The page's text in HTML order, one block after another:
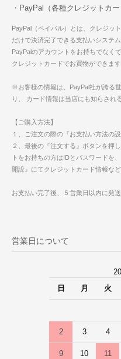
・PayPal（各種クレジットカー
PayPal（ペイパル）とは、クレジッ
だけで決済完了できる支払いシステム
PayPalのアカウントをお持ちでなく
クレジットカードでお買物ができます
※お客様の情報は、PayPal社が誇る
り、 カード情報は当店にも知らされ
【ご購入方法】
１、ご注文の際の『お支払い方法の
２、最後の『注文する』ボタンを押
トをお持ちの方はIDとパスワードを
開設』にてクレジットカード情報な
お支払い完了後、５営業日以内に発送
営業日について
日
月 火
2 3 4
9 10 11